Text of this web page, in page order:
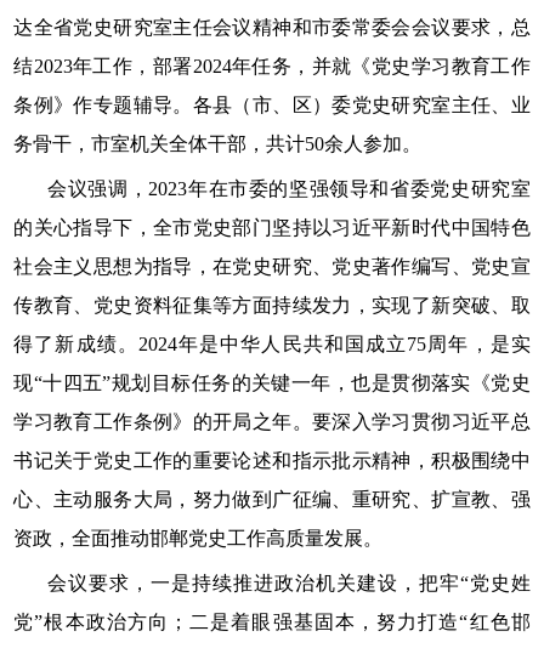
达全省党史研究室主任会议精神和市委常委会会议要求，总
结2023年工作，部署2024年任务，并就《党史学习教育工作
条例》作专题辅导。各县（市、区）委党史研究室主任、业
务骨干，市室机关全体干部，共计50余人参加。
会议强调，2023年在市委的坚强领导和省委党史研究室
的关心指导下，全市党史部门坚持以习近平新时代中国特色
社会主义思想为指导，在党史研究、党史著作编写、党史宣
传教育、党史资料征集等方面持续发力，实现了新突破、取
得了新成绩。2024年是中华人民共和国成立75周年，是实
现“十四五”规划目标任务的关键一年，也是贯彻落实《党史
学习教育工作条例》的开局之年。要深入学习贯彻习近平总
书记关于党史工作的重要论述和指示批示精神，积极围绕中
心、主动服务大局，努力做到广征编、重研究、扩宣教、强
资政，全面推动邯郸党史工作高质量发展。
会议要求，一是持续推进政治机关建设，把牢“党史姓
党”根本政治方向；二是着眼强基固本，努力打造“红色邯